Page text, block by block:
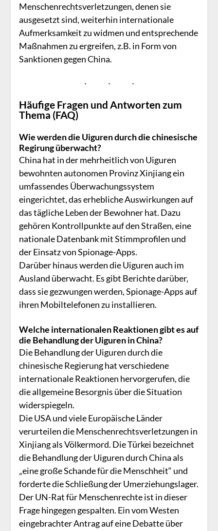
Menschenrechtsverletzungen, denen sie
ausgesetzt sind, weiterhin internationale
Aufmerksamkeit zu widmen und entsprechende
Maßnahmen zu ergreifen, z.B. in Form von
Sanktionen gegen China.
Häufige Fragen und Antworten zum
Thema (FAQ)
Wie werden die Uiguren durch die chinesische
Regirung überwacht?
China hat in der mehrheitlich von Uiguren
bewohnten autonomen Provinz Xinjiang ein
umfassendes Überwachungssystem
eingerichtet, das erhebliche Auswirkungen auf
das tägliche Leben der Bewohner hat. Dazu
gehören Kontrollpunkte auf den Straßen, eine
nationale Datenbank mit Stimmprofilen und
der Einsatz von Spionage-Apps.
Darüber hinaus werden die Uiguren auch im
Ausland überwacht. Es gibt Berichte darüber,
dass sie gezwungen werden, Spionage-Apps auf
ihren Mobiltelefonen zu installieren.
Welche internationalen Reaktionen gibt es auf
die Behandlung der Uiguren in China?
Die Behandlung der Uiguren durch die
chinesische Regierung hat verschiedene
internationale Reaktionen hervorgerufen, die
die allgemeine Besorgnis über die Situation
widerspiegeln.
Die USA und viele Europäische Länder
verurteilen die Menschenrechtsverletzungen in
Xinjiang als Völkermord. Die Türkei bezeichnet
die Behandlung der Uiguren durch China als
„eine große Schande für die Menschheit“ und
forderte die Schließung der Umerziehungslager.
Der UN-Rat für Menschenrechte ist in dieser
Frage hingegen gespalten. Ein vom Westen
eingebrachter Antrag auf eine Debatte über